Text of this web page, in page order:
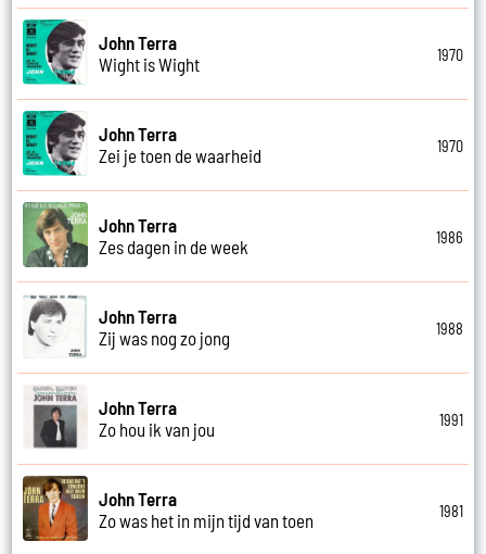
John Terra
Wight is Wight
1970
John Terra
Zei je toen de waarheid
1970
John Terra
Zes dagen in de week
1986
John Terra
Zij was nog zo jong
1988
John Terra
Zo hou ik van jou
1991
John Terra
Zo was het in mijn tijd van toen
1981